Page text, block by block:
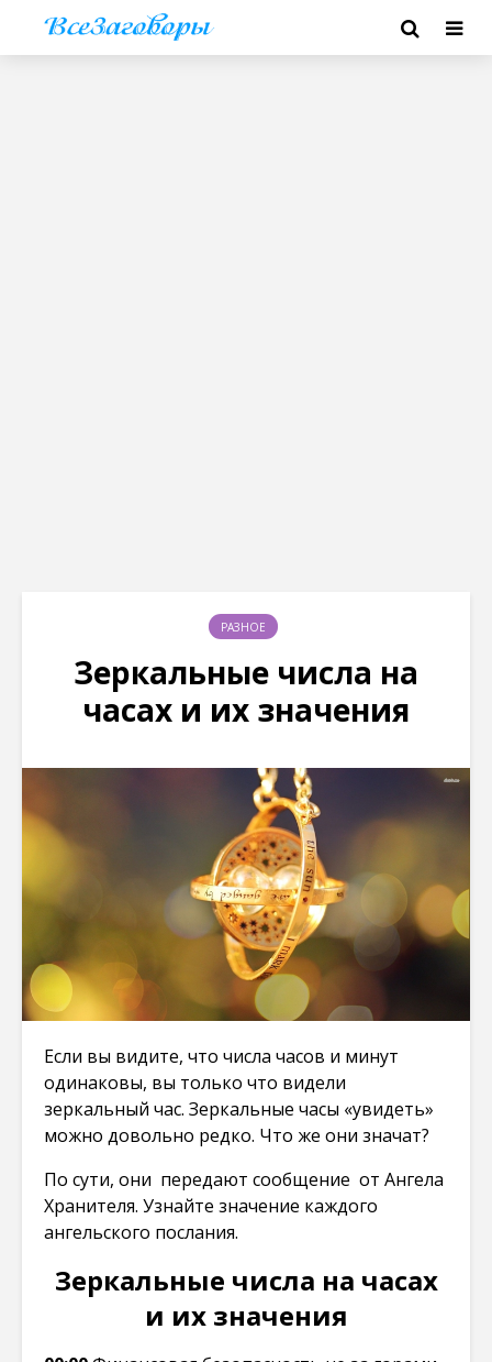
РАЗНОЕ
Зеркальные числа на
часах и их значения
Если вы видите, что числа часов и минут
одинаковы, вы только что видели
зеркальный час. Зеркальные часы «увидеть»
можно довольно редко. Что же они значат?
По сути, они передают сообщение от Ангела
Хранителя. Узнайте значение каждого
ангельского послания.
Зеркальные числа на часах
и их значения